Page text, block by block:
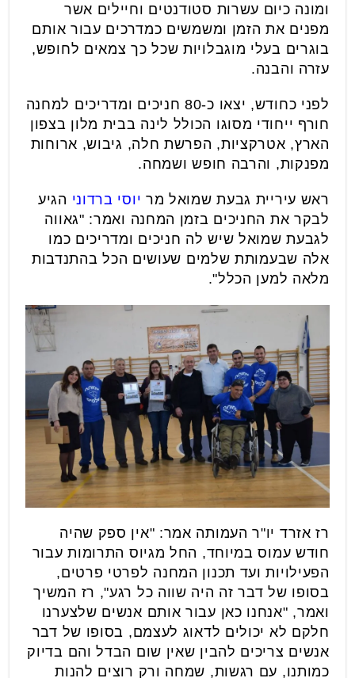
ומונה כיום עשרות סטודנטים וחיילים אשר
מפנים את הזמן ומשמשים כמדרכים עבור אותם
בוגרים בעלי מוגבלויות שכל כך צמאים לחופש,
עזרה והבנה.
לפני כחודש, יצאו כ-80 חניכים ומדריכים למחנה
חורף ייחודי מסוגו הכולל לינה בבית מלון בצפון
הארץ, אטרקציות, הפרשת חלה, גיבוש, ארוחות
מפנקות, והרבה חופש ושמחה.
ראש עיריית גבעת שמואל מר יוסי ברדוני הגיע
לבקר את החניכים בזמן המחנה ואמר: "גאווה
לגבעת שמואל שיש לה חניכים ומדריכים כמו
אלה שבעמותת שלמים שעושים הכל בהתנדבות
מלאה למען הכלל".
רז אזרד יו"ר העמותה אמר: "אין ספק שהיה
חודש עמוס במיוחד, החל מגיוס התרומות עבור
הפעילויות ועד תכנון המחנה לפרטי פרטים,
בסופו של דבר זה היה שווה כל רגע", רז המשיך
ואמר, "אנחנו כאן עבור אותם אנשים שלצערנו
חלקם לא יכולים לדאוג לעצמם, בסופו של דבר
אנשים צריכים להבין שאין שום הבדל והם בדיוק
כמותנו, עם רגשות, שמחה ורק רוצים להנות